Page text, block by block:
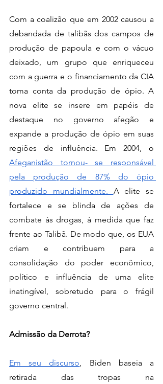
Com a coalizão que em 2002 causou a
debandada de talibãs dos campos de
produção de papoula e com o vácuo
deixado, um grupo que enriqueceu
com a guerra e o financiamento da CIA
toma conta da produção de ópio. A
nova elite se insere em papéis de
destaque no governo afegão e
expande a produção de ópio em suas
Afeganistão tornou- se responsável
pela produção de 87% do ópio
produzido mundialmente. A elite se
fortalece e se blinda de ações de
combate às drogas, à medida que faz
frente ao Talibã. De modo que, os EUA
criam e contribuem para a
consolidação do poder econômico,
político e influência de uma elite
inatingível, sobretudo para o frágil
governo central.
Admissão da Derrota?
Em seu discurso, Biden baseia a
retirada das tropas na